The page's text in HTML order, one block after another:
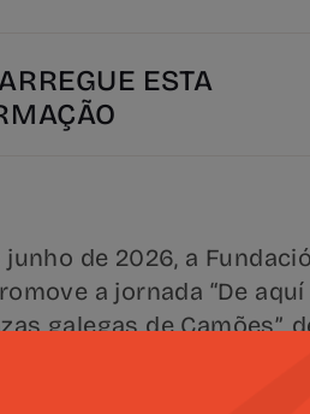
ESTA
junho de 2026, a
a jornada “De
galegas de Camões”,
e influência de Luís de